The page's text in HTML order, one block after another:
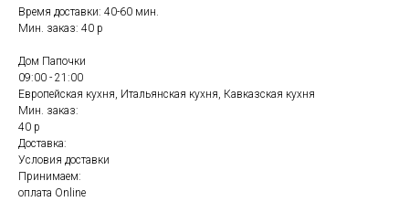
Время доставки: 40-60 мин.
Мин. заказ: 40 р
Дом Папочки
09:00 - 21:00
Европейская кухня, Итальянская кухня, Кавказская кухня
Мин. заказ:
40 р
Доставка:
Условия доставки
Принимаем:
оплата Online